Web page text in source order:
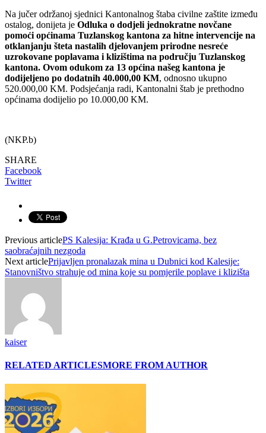
Na jučer održanoj sjednici Kantonalnog štaba civilne zaštite između
ostalog, donijeta je Odluka o dodjeli jednokratne novčane
pomoći općinama Tuzlanskog kantona za hitne intervencije na
otklanjanju šteta nastalih djelovanjem prirodne nesreće
uzrokovane poplavama i klizištima na području Tuzlanskog
kantona. Ovom odukom za 13 općina našeg kantona je
dodijeljeno po dodatnih 40.000,00 KM, odnosno ukupno
520.000,00 KM. Podsjećanja radi, Kantonalni štab je prethodno
općinama dodijelio po 10.000,00 KM.
(NKP.b)
SHARE
Facebook
Twitter
Previous articlePS Kalesija: Krađa u G.Petrovicama, bez
saobraćajnih nezgoda
Next articlePrijavljen pronalazak mina u Dubnici kod Kalesije:
Stanovništvo strahuje od mina koje su pomjerile poplave i klizišta
kaiser
RELATED ARTICLESMORE FROM AUTHOR